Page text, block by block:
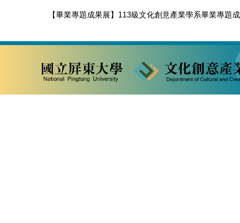
【畢業專題成果展】113級文化創意產業學系畢業專題